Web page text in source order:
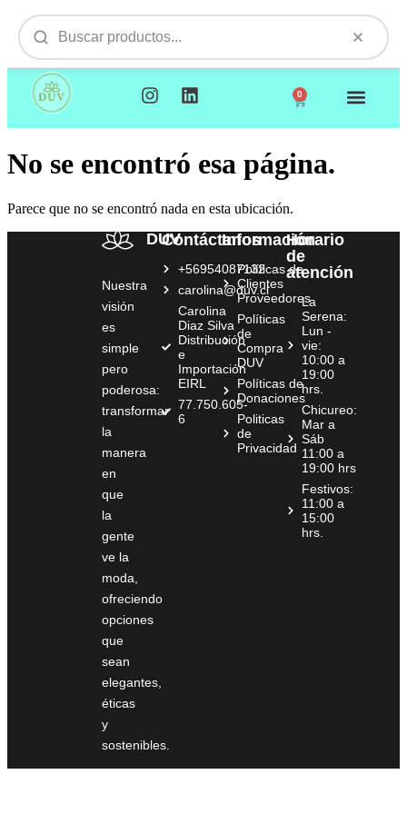
0
No se encontró esa página.
Parece que no se encontró nada en esta ubicación.
DUV
Nuestra
visión
es
simple
pero
poderosa:
transformar
la
manera
en
que
la
gente
ve la
moda,
ofreciendo
opciones
que
sean
elegantes,
éticas
y
sostenibles.
Contáctanos
+56954087132
carolina@duv.cl
Carolina
Diaz Silva
Distribución
e
Importación
EIRL
77.750.605-
6
Información
Políticas de
Clientes
Proveedores
Políticas
de
Compra
DUV
Políticas de
Donaciones
Politicas
de
Privacidad
Horario
de
atención
La
Serena:
Lun -
vie:
10:00 a
19:00
hrs.
Chicureo:
Mar a
Sáb
11:00 a
19:00 hrs
Festivos:
11:00 a
15:00
hrs.